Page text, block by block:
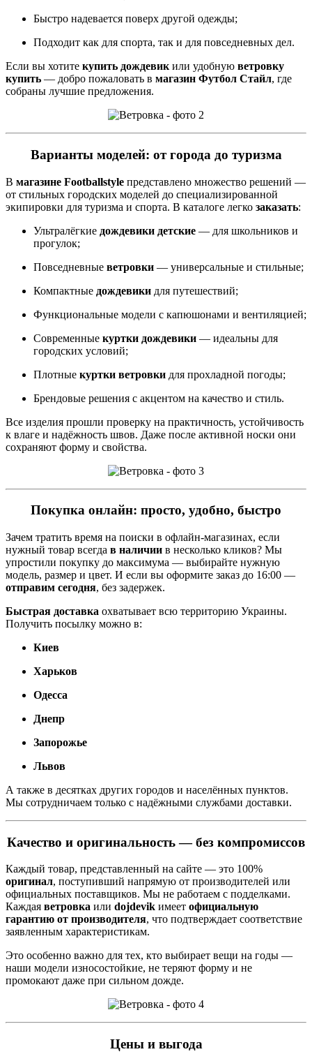
Быстро надевается поверх другой одежды;
Подходит как для спорта, так и для повседневных дел.
Если вы хотите купить дождевик или удобную ветровку
купить — добро пожаловать в магазин Футбол Стайл, где
собраны лучшие предложения.
Варианты моделей: от города до туризма
В магазине Footballstyle представлено множество решений —
от стильных городских моделей до специализированной
экипировки для туризма и спорта. В каталоге легко заказать:
Ультралёгкие дождевики детские — для школьников и
прогулок;
Повседневные ветровки — универсальные и стильные;
Компактные дождевики для путешествий;
Функциональные модели с капюшонами и вентиляцией;
Современные куртки дождевики — идеальны для
городских условий;
Плотные куртки ветровки для прохладной погоды;
Брендовые решения с акцентом на качество и стиль.
Все изделия прошли проверку на практичность, устойчивость
к влаге и надёжность швов. Даже после активной носки они
сохраняют форму и свойства.
Покупка онлайн: просто, удобно, быстро
Зачем тратить время на поиски в офлайн-магазинах, если
нужный товар всегда в наличии в несколько кликов? Мы
упростили покупку до максимума — выбирайте нужную
модель, размер и цвет. И если вы оформите заказ до 16:00 —
отправим сегодня, без задержек.
Быстрая доставка охватывает всю территорию Украины.
Получить посылку можно в:
Киев
Харьков
Одесса
Днепр
Запорожье
Львов
А также в десятках других городов и населённых пунктов.
Мы сотрудничаем только с надёжными службами доставки.
Качество и оригинальность — без компромиссов
Каждый товар, представленный на сайте — это 100%
оригинал, поступивший напрямую от производителей или
официальных поставщиков. Мы не работаем с подделками.
Каждая ветровка или dоjdevik имеет официальную
гарантию от производителя, что подтверждает соответствие
заявленным характеристикам.
Это особенно важно для тех, кто выбирает вещи на годы —
наши модели износостойкие, не теряют форму и не
промокают даже при сильном дожде.
Цены и выгода